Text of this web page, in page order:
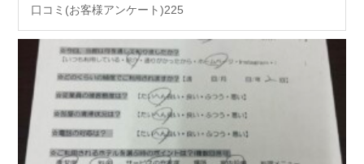
口コミ(お客様アンケート)225